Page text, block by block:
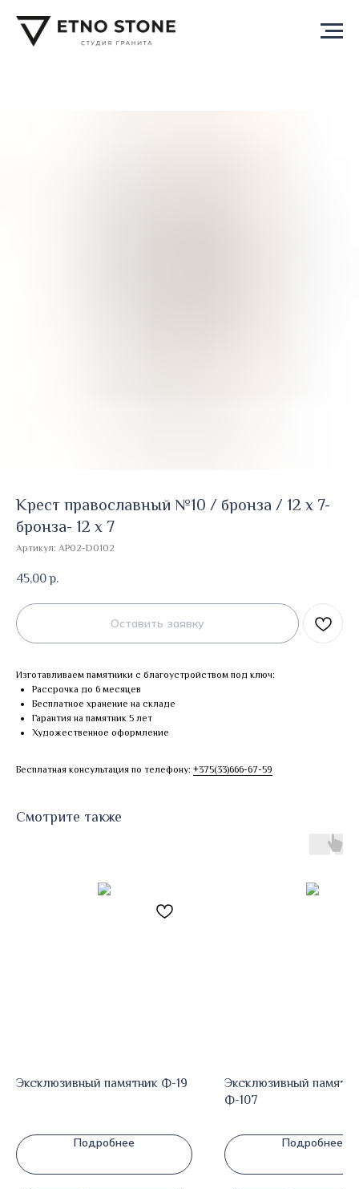
Крест православный №10 / бронза / 12 х 7-
бронза- 12 х 7
Артикул: AP02-D0102
45,00 р.
Оставить заявку
Изготавливаем памятники с благоустройством под ключ:
Рассрочка до 6 месяцев
Бесплатное хранение на складе
Гарантия на памятник 5 лет
Художественное оформление
Бесплатная консультация по телефону: +375(33)666-67-59
Смотрите также
Эксклюзивный памятник Ф-19
Подробнее
Эксклюзивный
Ф-107
Подробнее